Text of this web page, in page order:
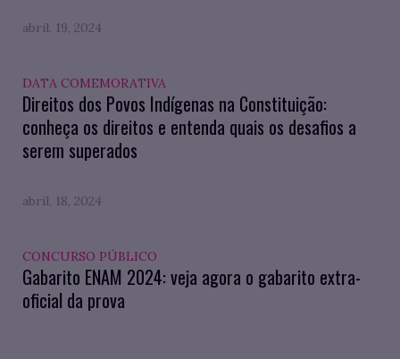
abril. 19, 2024
DATA COMEMORATIVA
Direitos dos Povos Indígenas na Constituição:
conheça os direitos e entenda quais os desafios a
serem superados
abril. 18, 2024
CONCURSO PÚBLICO
Gabarito ENAM 2024: veja agora o gabarito extra-
oficial da prova